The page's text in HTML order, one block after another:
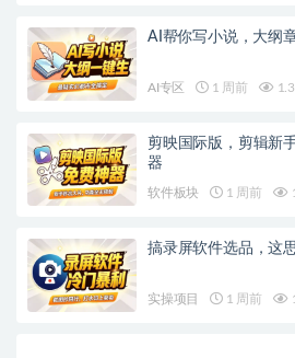
AI帮你写小说，大纲
AI专区 1 周前
剪映国际版，剪辑新
器
软件板块 1 周前
搞录屏软件选品，这
实操项目 1 周前